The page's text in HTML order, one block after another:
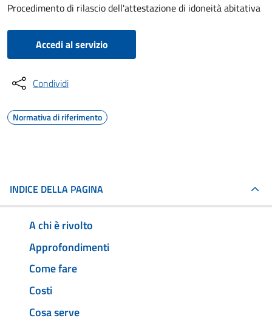
Procedimento di rilascio dell'attestazione di idoneità abitativa
Accedi al servizio
Condividi
Normativa di riferimento
INDICE DELLA PAGINA
A chi è rivolto
Approfondimenti
Come fare
Costi
Cosa serve